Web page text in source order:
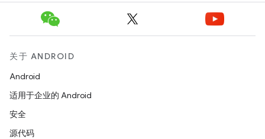
关于 ANDROID
Android
适用于企业的 Android
安全
源代码